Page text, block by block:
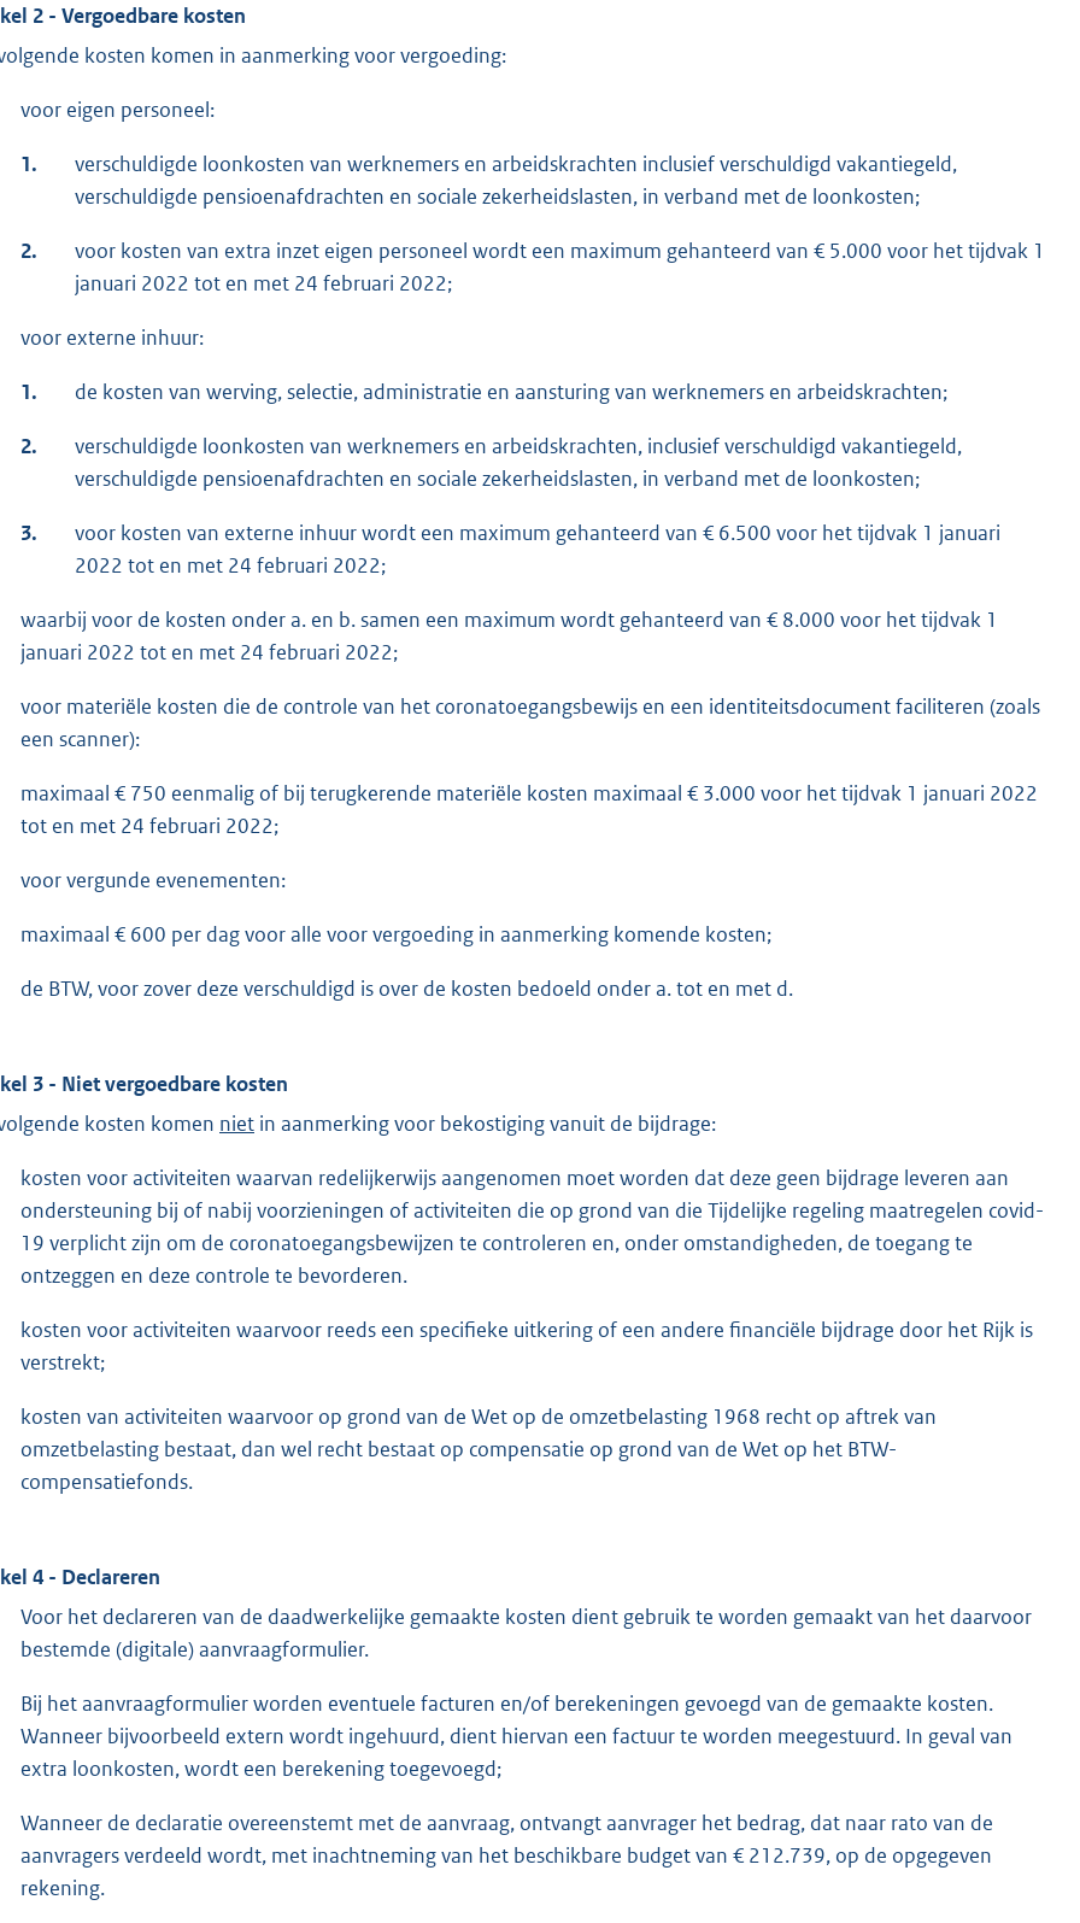
2 - Vergoedbare kosten
kosten komen in aanmerking voor vergoeding:
voor eigen personeel:
1.
verschuldigde loonkosten van werknemers en arbeidskrachten inclusief verschuldigd vakantiegeld,
verschuldigde pensioenafdrachten en sociale zekerheidslasten, in verband met de loonkosten;
2.
voor kosten van extra inzet eigen personeel wordt een maximum gehanteerd van € 5.000 voor het tijdvak 1
januari 2022 tot en met 24 februari 2022;
voor externe inhuur:
1. de kosten van werving, selectie, administratie en aansturing van werknemers en arbeidskrachten;
2.
verschuldigde loonkosten van werknemers en arbeidskrachten, inclusief verschuldigd vakantiegeld,
verschuldigde pensioenafdrachten en sociale zekerheidslasten, in verband met de loonkosten;
3.
voor kosten van externe inhuur wordt een maximum gehanteerd van € 6.500 voor het tijdvak 1 januari
2022 tot en met 24 februari 2022;
waarbij voor de kosten onder a. en b. samen een maximum wordt gehanteerd van € 8.000 voor het tijdvak 1
januari 2022 tot en met 24 februari 2022;
voor materiële kosten die de controle van het coronatoegangsbewijs en een identiteitsdocument faciliteren (zoals
een scanner):
maximaal € 750 eenmalig of bij terugkerende materiële kosten maximaal € 3.000 voor het tijdvak 1 januari 2022
tot en met 24 februari 2022;
voor vergunde evenementen:
maximaal € 600 per dag voor alle voor vergoeding in aanmerking komende kosten;
de BTW, voor zover deze verschuldigd is over de kosten bedoeld onder a. tot en met d.
3 - Niet vergoedbare kosten
kosten komen niet in aanmerking voor bekostiging vanuit de bijdrage:
kosten voor activiteiten waarvan redelijkerwijs aangenomen moet worden dat deze geen bijdrage leveren aan
ondersteuning bij of nabij voorzieningen of activiteiten die op grond van die Tijdelijke regeling maatregelen covid-
19 verplicht zijn om de coronatoegangsbewijzen te controleren en, onder omstandigheden, de toegang te
ontzeggen en deze controle te bevorderen.
kosten voor activiteiten waarvoor reeds een specifieke uitkering of een andere financiële bijdrage door het Rijk is
verstrekt;
kosten van activiteiten waarvoor op grond van de Wet op de omzetbelasting 1968 recht op aftrek van
omzetbelasting bestaat, dan wel recht bestaat op compensatie op grond van de Wet op het BTW-
compensatiefonds.
4 - Declareren
Voor het declareren van de daadwerkelijke gemaakte kosten dient gebruik te worden gemaakt van het daarvoor
bestemde (digitale) aanvraagformulier.
Bij het aanvraagformulier worden eventuele facturen en/of berekeningen gevoegd van de gemaakte kosten.
Wanneer bijvoorbeeld extern wordt ingehuurd, dient hiervan een factuur te worden meegestuurd. In geval van
extra loonkosten, wordt een berekening toegevoegd;
Wanneer de declaratie overeenstemt met de aanvraag, ontvangt aanvrager het bedrag, dat naar rato van de
aanvragers verdeeld wordt, met inachtneming van het beschikbare budget van € 212.739, op de opgegeven
rekening.